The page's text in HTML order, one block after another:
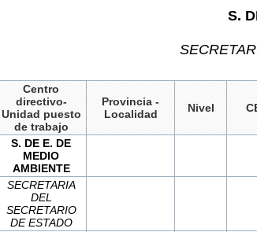
S.
Centro
directivo-
Unidad puesto
de trabajo
Provincia -
Localidad
Nivel
S. DE E. DE
MEDIO
AMBIENTE
SECRETARIA
DEL
SECRETARIO
DE ESTADO